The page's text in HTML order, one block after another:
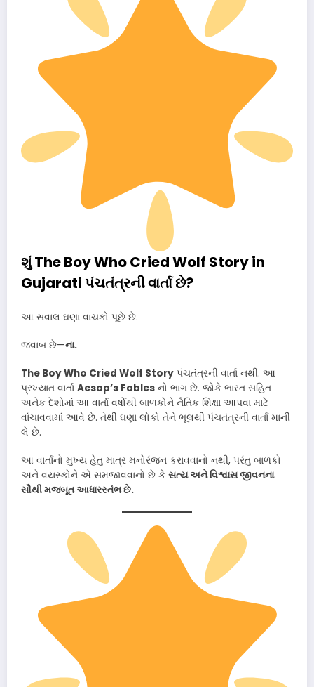
શું The Boy Who Cried Wolf Story in
Gujarati પંચતંત્રની વાર્તા છે?
આ સવાલ ઘણા વાચકો પૂછે છે.
જવાબ છે—ના.
The Boy Who Cried Wolf Story પંચતંત્રની વાર્તા નથી. આ
પ્રખ્યાત વાર્તાAesop’s Fables નો ભાગ છે. જોકે ભારત સહિત
અનેક દેશોમાં આ વાર્તા વર્ષોથી બાળકોને નૈતિક શિક્ષા આપવા માટે
વાંચાવવામાં આવે છે. તેથી ઘણા લોકો તેને ભૂલથી પંચતંત્રની વાર્તા માની
લે છે.
આ વાર્તાનો મુખ્ય હેતુ માત્ર મનોરંજન કરાવવાનો નથી, પરંતુ બાળકો
અને વયસ્કોને એ સમજાવવાનો છે કે સત્ય અને વિશ્વાસ જીવનના
સૌથી મજબૂત આધારસ્તંભ છે.